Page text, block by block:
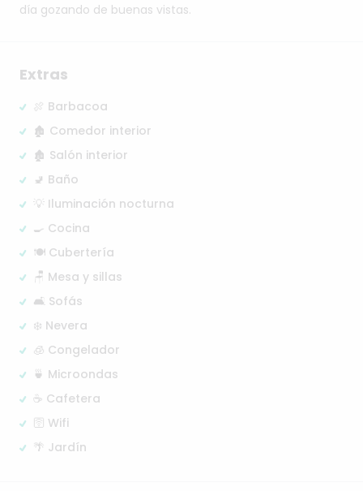
día gozando de buenas vistas.
Extras
🍖 Barbacoa
🏚️ Comedor interior
🏚️ Salón interior
🚽 Baño
💡 Iluminación nocturna
🍳 Cocina
🍽️ Cubertería
🪑 Mesa y sillas
🛋️ Sofás
❄️ Nevera
🧊 Congelador
🍵 Microondas
☕ Cafetera
🛜 Wifi
🌴 Jardín